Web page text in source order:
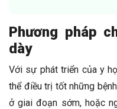
Phương pháp
dày
Với sự phát triển của y
thể điều trị tốt những
ở giai đoạn sớm, hoặc